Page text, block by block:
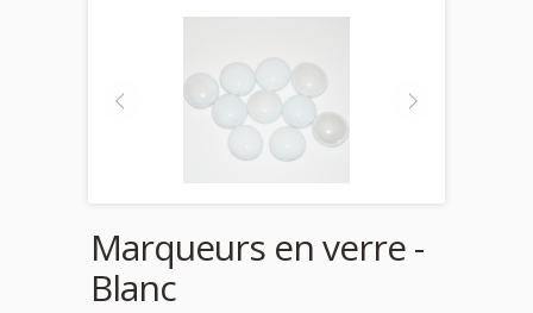
Marqueurs en verre -
Blanc